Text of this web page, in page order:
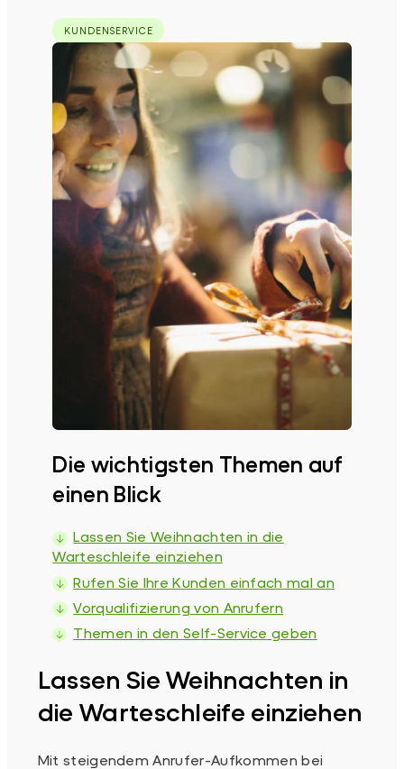
KUNDENSERVICE
Die wichtigsten Themen auf
einen Blick
Lassen Sie Weihnachten in die
Warteschleife einziehen
Rufen Sie Ihre Kunden einfach mal an
Vorqualifizierung von Anrufern
Themen in den Self-Service geben
Lassen Sie Weihnachten in
die Warteschleife einziehen
Mit steigendem Anrufer-Aufkommen bei